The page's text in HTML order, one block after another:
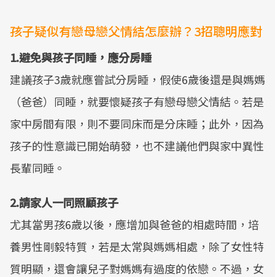
孩子疑似有戀母戀父情結怎麼辦？3招聰明應對
1.避免與孩子同睡，應分房睡
建議孩子3歲就應嘗試分房睡，假使6歲後還是與媽媽
（爸爸）同睡，就要懷疑孩子有戀母戀父情結。若是
家中房間有限，則不要同床而是分床睡；此外，因為
孩子的性意識已開始萌發，也不建議他們與家中異性
長輩同睡。
2.請家人一同照顧孩子
尤其當男孩6歲以後，應增加與爸爸的相處時間，培
養男性剛毅特質，若是太常與媽媽相處，除了女性特
質明顯，還會讓兒子對媽媽有過度的依戀。不過，女